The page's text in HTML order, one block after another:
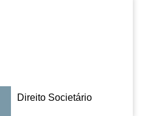
Direito Societário